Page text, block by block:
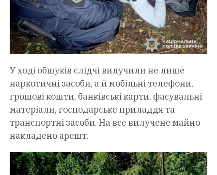
У ході обшуків слідчі вилучили не лише
наркотичні засоби, а й мобільні телефони,
грошові кошти, банківські карти, фасувальні
матеріали, господарське приладдя та
транспортні засоби. На все вилучене майно
накладено арешт.